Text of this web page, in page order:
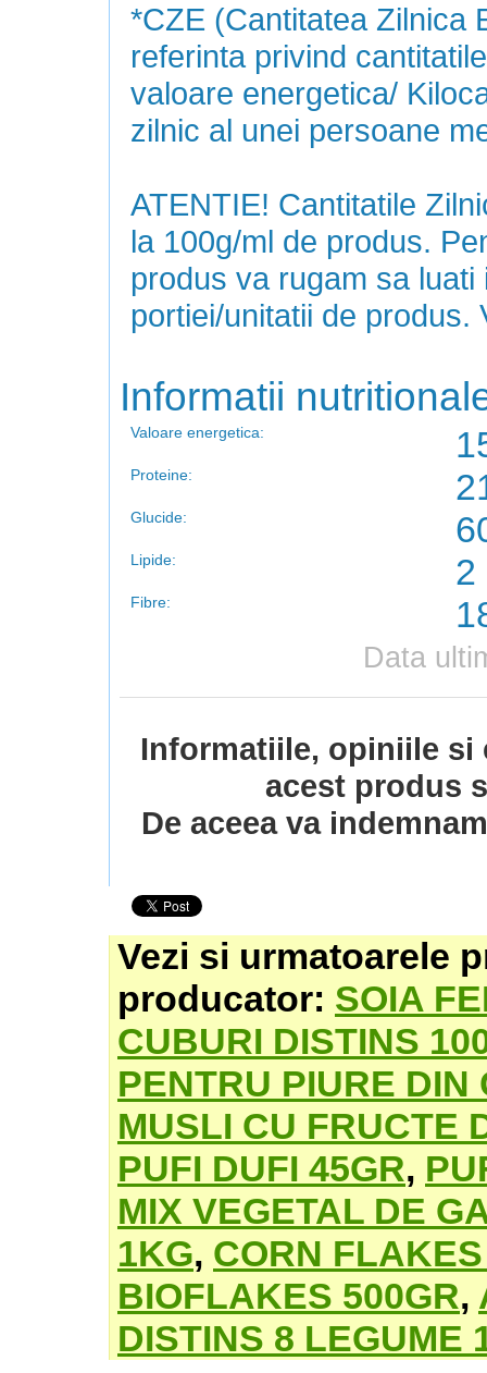
*CZE (Cantitatea Zilnica
referinta privind
valoare energetica/
zilnic al unei persoane
ATENTIE! Cantitatile
la 100g/ml de produs.
produs va rugam sa
portiei/unitatii de produs.
Informatii
Valoare energetica:
Proteine:
Glucide:
Lipide: 2
Fibre:
Data
Informatiile, opiniile si
acest produs
De aceea va
Vezi si urmatoarele
producator: SOIA
CUBURI DISTINS
PENTRU PIURE
MUSLI CU FRUCTE
PUFI DUFI 45GR,
MIX VEGETAL DE
1KG, CORN
BIOFLAKES 500GR,
DISTINS 8 LEGUME